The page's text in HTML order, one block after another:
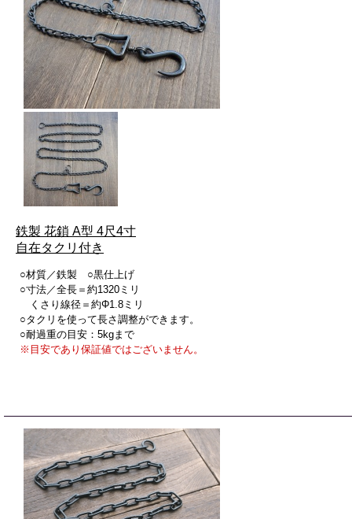
鉄製 花鎖 A型 4尺4寸
自在タクリ付き
○材質／鉄製 ○黒仕上げ
○寸法／全長＝約1320ミリ
くさり線径＝約Φ1.8ミリ
○タクリを使って長さ調整ができます。
○耐過重の目安：5kgまで
※目安であり保証値ではございません。